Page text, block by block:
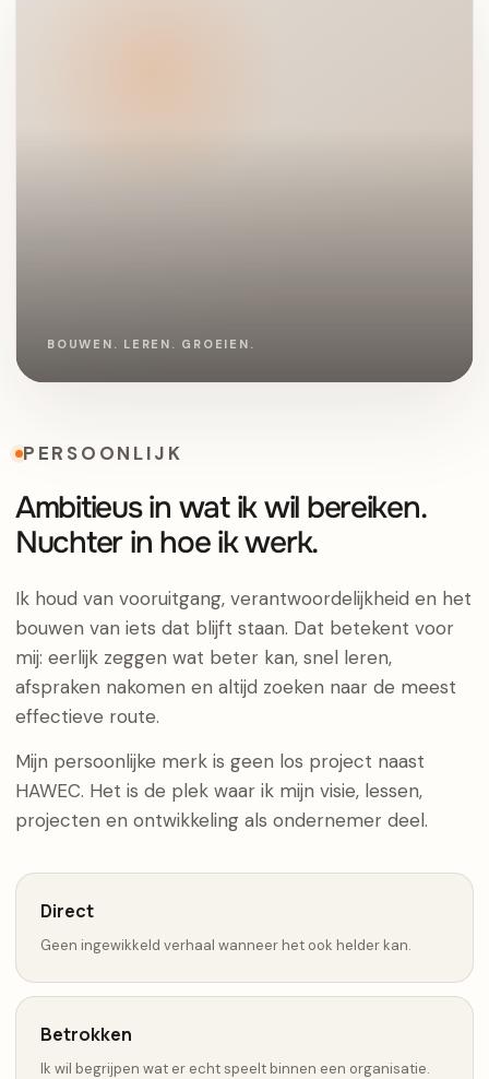
PERSOONLIJK
Ambitieus in wat ik wil bereiken.
Nuchter in hoe ik werk.
Ik houd van vooruitgang, verantwoordelijkheid en het
bouwen van iets dat blijft staan. Dat betekent voor
mij: eerlijk zeggen wat beter kan, snel leren,
afspraken nakomen en altijd zoeken naar de meest
effectieve route.
Mijn persoonlijke merk is geen los project naast
HAWEC. Het is de plek waar ik mijn visie, lessen,
projecten en ontwikkeling als ondernemer deel.
Direct
Geen ingewikkeld verhaal wanneer het ook helder kan.
Betrokken
Ik wil begrijpen wat er echt speelt binnen een organisatie.